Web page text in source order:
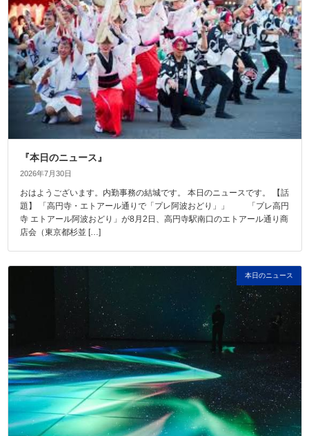
『本日のニュース』
2026年7月30日
おはようございます。内勤事務の結城です。 本日のニュースです。 【話
題】 「高円寺・エトアール通りで「プレ阿波おどり」」 「プレ高円
寺 エトアール阿波おどり」が8月2日、高円寺駅南口のエトアール通り商
店会（東京都杉並 […]
本日のニュース